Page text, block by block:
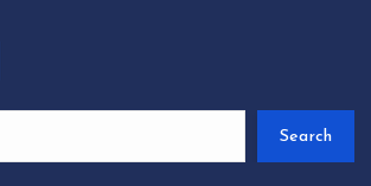
Search